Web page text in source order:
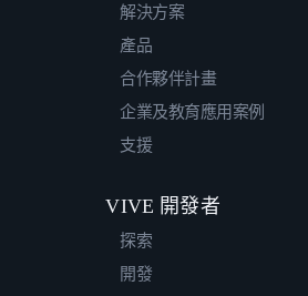
解決方案
產品
合作夥伴計畫
企業及教育應用案例
支援
VIVE 開發者
探索
開發